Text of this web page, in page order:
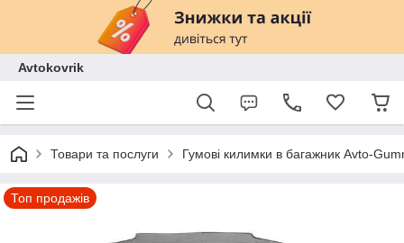
Avtokovrik
Товари та послуги Гумові килимки в багажник Avto-
Топ продажів